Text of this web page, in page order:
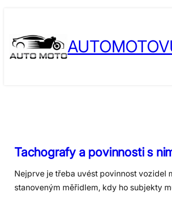
content
Tachografy a povinnosti s
Nejprve je třeba uvést povinnost vozidel
stanoveným měřidlem, kdy ho subjekty